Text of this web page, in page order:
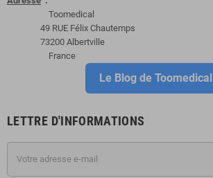
Toomedical
49 RUE Félix Chautemps
73200 Albertville
France
Le Blog de Toomedical
LETTRE D'INFORMATIONS